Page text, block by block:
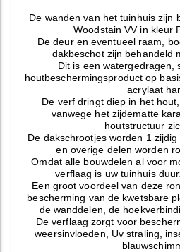
De wanden van het tuinhuis zijn
Woodstain VV in kleur
De deur en eventueel raam,
dakbeschot zijn behandeld
Dit is een watergedragen,
houtbeschermingsproduct op
acrylaat
De verf dringt diep in het
vanwege het zijdematte
houtstructuur
De dakschrootjes worden 1
en overige delen worden
Omdat alle bouwdelen al voor
verflaag is uw tuinhuis
Een groot voordeel van deze
bescherming van de kwetsbare
de wanddelen, de
De verflaag zorgt voor
weersinvloeden, Uv straling,